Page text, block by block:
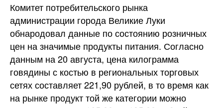
Комитет потребительского рынка
администрации города Великие Луки
обнародовал данные по состоянию розничных
цен на значимые продукты питания. Согласно
данным на 20 августа, цена килограмма
говядины с костью в региональных торговых
сетях составляет 221,90 рублей, в то время как
на рынке продукт той же категории можно